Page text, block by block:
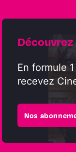
En formule
recevez
Nos